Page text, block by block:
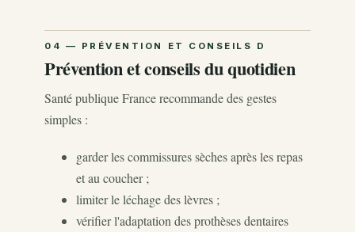
Prévention et conseils du quotidien
Santé publique France recommande des gestes
simples :
garder les commissures sèches après les repas
et au coucher ;
limiter le léchage des lèvres ;
vérifier l'adaptation des prothèses dentaires